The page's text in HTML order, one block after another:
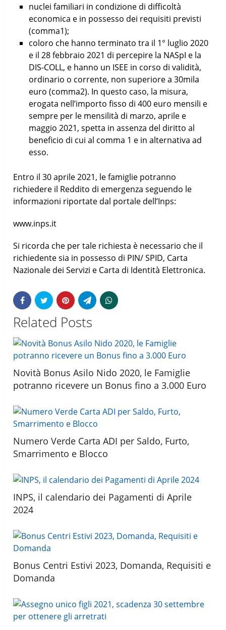
nuclei familiari in condizione di difficoltà
economica e in possesso dei requisiti previsti
(comma1);
coloro che hanno terminato tra il 1° luglio 2020
e il 28 febbraio 2021 di percepire la NASpI e la
DIS-COLL, e hanno un ISEE in corso di validità,
ordinario o corrente, non superiore a 30mila
euro (comma2). In questo caso, la misura,
erogata nell’importo fisso di 400 euro mensili e
sempre per le mensilità di marzo, aprile e
maggio 2021, spetta in assenza del diritto al
beneficio di cui al comma 1 e in alternativa ad
esso.
Entro il 30 aprile 2021, le famiglie potranno
richiedere il Reddito di emergenza seguendo le
informazioni riportate dal portale dell’Inps:
www.inps.it
Si ricorda che per tale richiesta è necessario che il
richiedente sia in possesso di PIN/ SPID, Carta
Nazionale dei Servizi e Carta di Identità Elettronica.
Related Posts
Novità Bonus Asilo Nido 2020, le Famiglie
potranno ricevere un Bonus fino a 3.000 Euro
Numero Verde Carta ADI per Saldo, Furto,
Smarrimento e Blocco
INPS, il calendario dei Pagamenti di Aprile
2024
Bonus Centri Estivi 2023, Domanda, Requisiti e
Domanda